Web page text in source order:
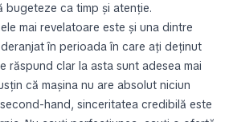
bugeteze ca timp și atenție.
mai revelatoare este și una dintre
în perioada în care ați deținut
răspund clar la asta sunt adesea mai
că mașina nu are absolut niciun
hand, sinceritatea credibilă este